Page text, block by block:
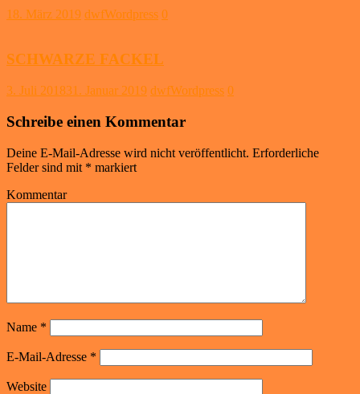
18. März 2019 dwfWordpress 0
SCHWARZE FACKEL
3. Juli 201831. Januar 2019 dwfWordpress 0
Schreibe einen Kommentar
Deine E-Mail-Adresse wird nicht veröffentlicht. Erforderliche
Felder sind mit * markiert
Kommentar
Name *
E-Mail-Adresse *
Website